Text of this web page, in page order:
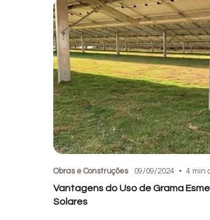
Obras e Construções 09/09/2024 4 min
Vantagens do Uso de Grama
Solares